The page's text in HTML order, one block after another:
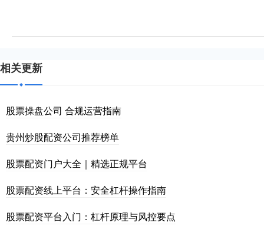
相关更新
股票操盘公司 合规运营指南
贵州炒股配资公司推荐榜单
股票配资门户大全｜精选正规平台
股票配资线上平台：安全杠杆操作指南
股票配资平台入门：杠杆原理与风控要点